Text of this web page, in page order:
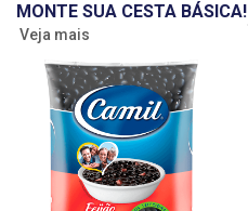
MONTE SUA CESTA BÁSICA!
Veja mais